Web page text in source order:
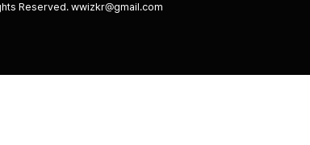
Reserved. wwizkr@gmail.com